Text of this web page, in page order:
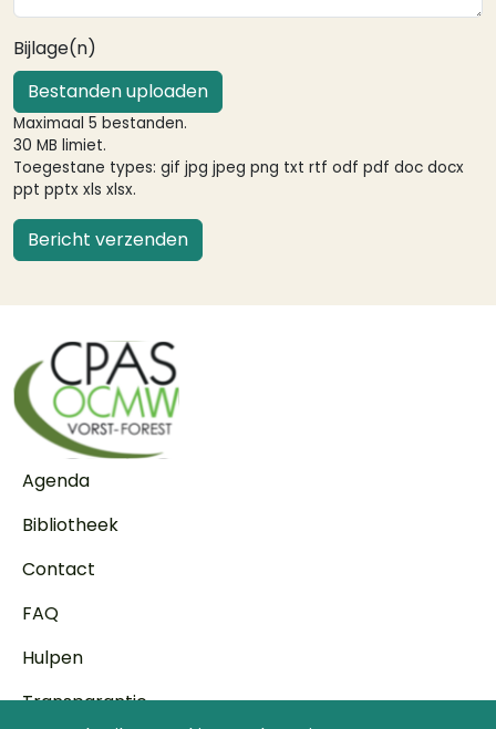
Bijlage(n)
Bestanden uploaden
Maximaal 5 bestanden.
30 MB limiet.
Toegestane types: gif jpg jpeg png txt rtf odf pdf doc docx
ppt pptx xls xlsx.
Voet
Agenda
Bibliotheek
Contact
FAQ
Hulpen
Transparantie